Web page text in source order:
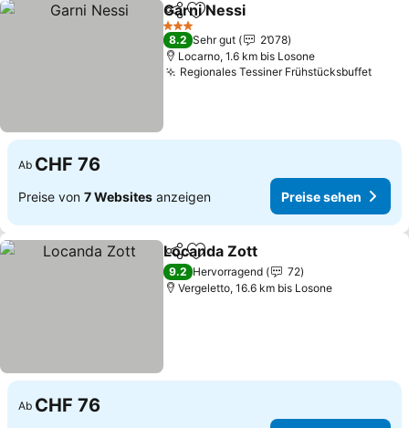
TeilenZu Favoriten hinzufügen
Garni Nessi
3 Sterne
8.2 Sehr gut
2’078
Locarno, 1.6 km bis Losone
Regionales Tessiner Frühstücksbuffet
Ab CHF 76
Preise von 7 Websites anzeigen Preise sehen
TeilenZu Favoriten hinzufügen
Locanda Zott
9.2 Hervorragend
72
Vergeletto, 16.6 km bis Losone
Ab CHF 76